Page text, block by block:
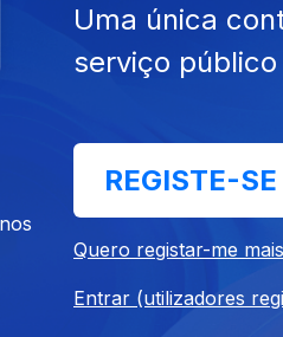
Uma única
serviço
REGISTE-
Quero registar-me
Entrar (utilizadores